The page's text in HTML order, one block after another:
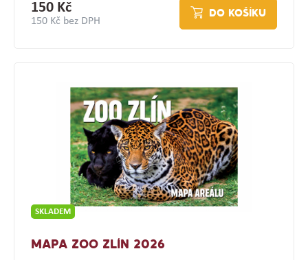
150 Kč
150 Kč bez DPH
DO KOŠÍKU
SKLADEM
MAPA ZOO ZLÍN 2026